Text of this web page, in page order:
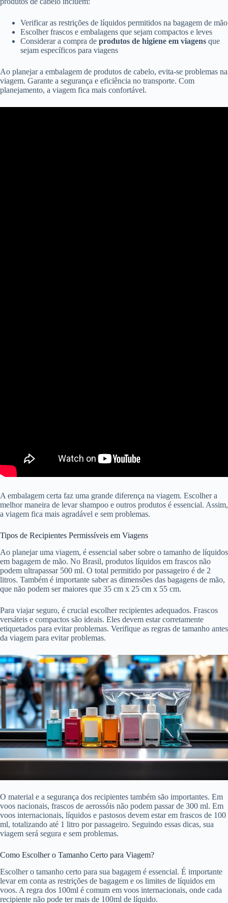
Verificar as restrições de líquidos permitidos na bagagem de mão
Escolher frascos e embalagens que sejam compactos e leves
Considerar a compra de produtos de higiene em viagens que
sejam específicos para viagens
Ao planejar a embalagem de produtos de cabelo, evita-se problemas na
viagem. Garante a segurança e eficiência no transporte. Com
planejamento, a viagem fica mais confortável.
A embalagem certa faz uma grande diferença na viagem. Escolher a
melhor maneira de levar shampoo e outros produtos é essencial. Assim,
a viagem fica mais agradável e sem problemas.
Tipos de Recipientes Permissíveis em Viagens
Ao planejar uma viagem, é essencial saber sobre o tamanho de líquidos
em bagagem de mão. No Brasil, produtos líquidos em frascos não
podem ultrapassar 500 ml. O total permitido por passageiro é de 2
litros. Também é importante saber as dimensões das bagagens de mão,
que não podem ser maiores que 35 cm x 25 cm x 55 cm.
Para viajar seguro, é crucial escolher recipientes adequados. Frascos
versáteis e compactos são ideais. Eles devem estar corretamente
etiquetados para evitar problemas. Verifique as regras de tamanho antes
da viagem para evitar problemas.
O material e a segurança dos recipientes também são importantes. Em
voos nacionais, frascos de aerossóis não podem passar de 300 ml. Em
voos internacionais, líquidos e pastosos devem estar em frascos de 100
ml, totalizando até 1 litro por passageiro. Seguindo essas dicas, sua
viagem será segura e sem problemas.
Como Escolher o Tamanho Certo para Viagem?
Escolher o tamanho certo para sua bagagem é essencial. É importante
levar em conta as restrições de bagagem e os limites de líquidos em
voos. A regra dos 100ml é comum em voos internacionais, onde cada
recipiente não pode ter mais de 100ml de líquido.